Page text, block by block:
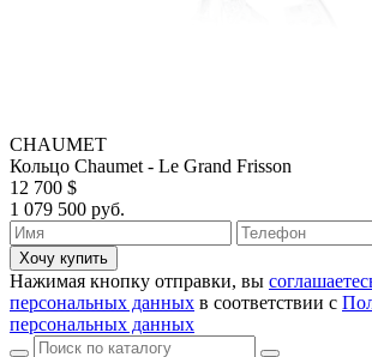
CHAUMET
Кольцо Chaumet - Le Grand Frisson
12 700 $
1 079 500 руб.
Хочу купить
Нажимая кнопку отправки, вы
персональных данных в соответствии с
персональных данных